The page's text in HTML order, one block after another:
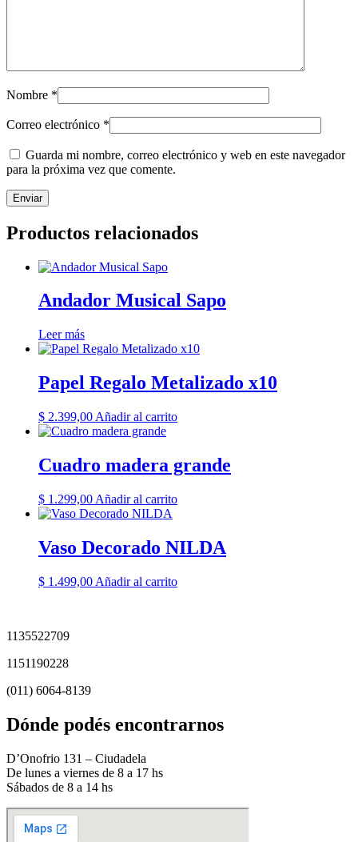
Nombre *
Correo electrónico *
Guarda mi nombre, correo electrónico y web en este navegador
para la próxima vez que comente.
Productos relacionados
Andador Musical Sapo
Leer más
Papel Regalo Metalizado x10
$ 2.399,00 Añadir al carrito
Cuadro madera grande
$ 1.299,00 Añadir al carrito
Vaso Decorado NILDA
$ 1.499,00 Añadir al carrito
1135522709
1151190228
(011) 6064-8139
Dónde podés encontrarnos
D’Onofrio 131 – Ciudadela
De lunes a viernes de 8 a 17 hs
Sábados de 8 a 14 hs